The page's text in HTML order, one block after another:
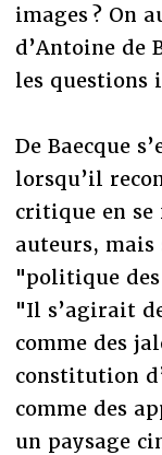
images ? On
d’Antoine de
les questions
De Baecque
lorsqu’il
critique en se
auteurs,
"politique
"Il s’agirait
comme des
constitution
comme des
un paysage